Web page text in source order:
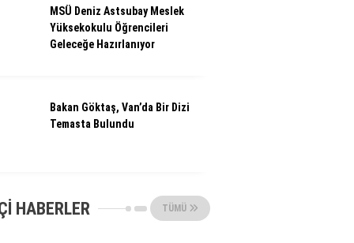
MSÜ Deniz Astsubay Meslek
Yüksekokulu Öğrencileri
Geleceğe Hazırlanıyor
Bakan Göktaş, Van’da Bir Dizi
Temasta Bulundu
HABERLER TÜMÜ